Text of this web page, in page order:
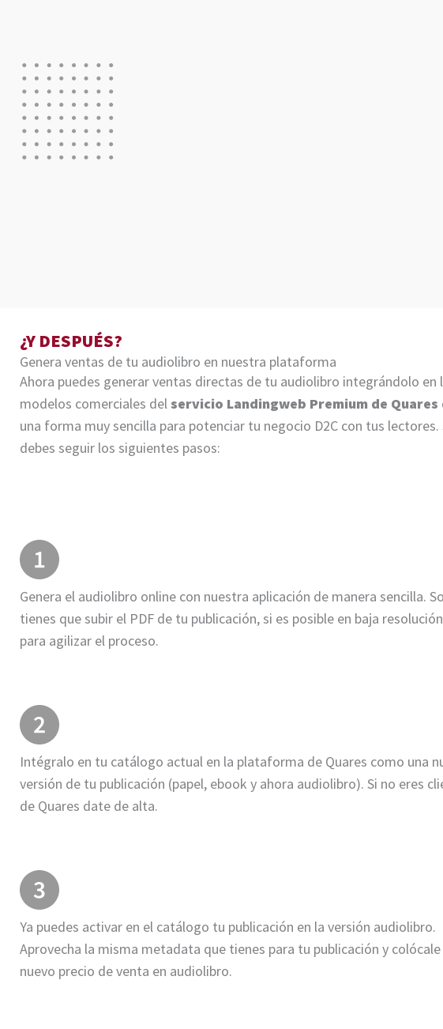
¿Y DESPUÉS?
Genera ventas de tu audiolibro en nuestra plataforma
Ahora puedes generar ventas directas de tu audiolibro integrándolo en
modelos comerciales delservicio Landingweb Premium de Quares
una forma muy sencilla para potenciar tu negocio D2C con tus lectores.
debes seguir los siguientes pasos:
Genera el audiolibro online con nuestra aplicación de manera sencilla.
tienes que subir el PDF de tu publicación, si es posible en baja resolución
para agilizar el proceso.
Intégralo en tu catálogo actual en la plataforma de Quares como una
versión de tu publicación (papel, ebook y ahora audiolibro). Si no eres
de Quares date de alta.
Ya puedes activar en el catálogo tu publicación en la versión audiolibro.
Aprovecha la misma metadata que tienes para tu publicación y
nuevo precio de venta en audiolibro.